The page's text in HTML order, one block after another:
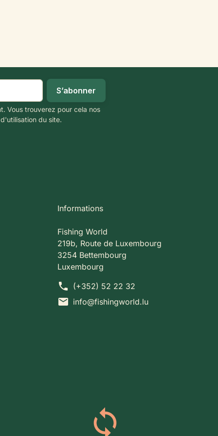
Vous trouverez pour cela nos
du site.
Informations
Fishing World
219b, Route de Luxembourg
3254 Bettembourg
Luxembourg
phone (+352) 52 22 32
mail info@fishingworld.lu